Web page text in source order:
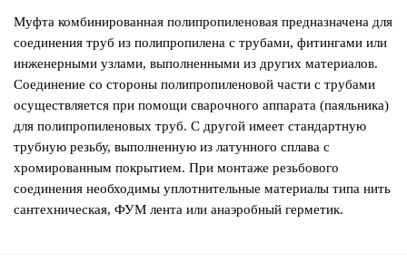
Муфта комбинированная полипропиленовая предназначена для
соединения труб из полипропилена с трубами, фитингами или
инженерными узлами, выполненными из других материалов.
Соединение со стороны полипропиленовой части с трубами
осуществляется при помощи сварочного аппарата (паяльника)
для полипропиленовых труб. С другой имеет стандартную
трубную резьбу, выполненную из латунного сплава с
хромированным покрытием. При монтаже резьбового
соединения необходимы уплотнительные материалы типа нить
сантехническая, ФУМ лента или анаэробный герметик.